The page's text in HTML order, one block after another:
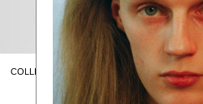
COLLIER VADA - ARGENT 925